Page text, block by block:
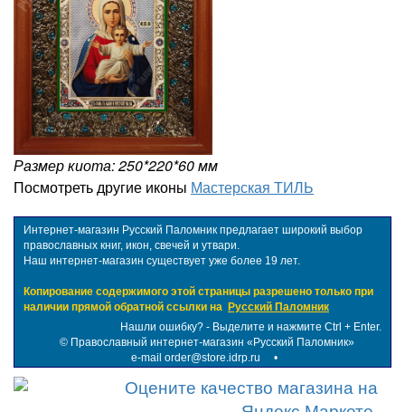
Размер киота: 250*220*60 мм
Посмотреть другие иконы Мастерская ТИЛЬ
Интернет-магазин Русский Паломник предлагает широкий выбор
православных книг, икон, свечей и утвари.
Наш интернет-магазин существует уже более 19 лет.
Копирование содержимого этой страницы разрешено только при
наличии прямой обратной ссылки на Русский Паломник
Нашли ошибку? - Выделите и нажмите Ctrl + Enter.
© Православный интернет-магазин «Русский Паломник»
e-mail order@store.idrp.ru •